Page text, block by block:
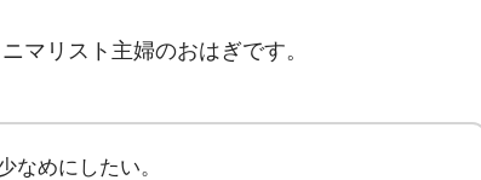
マリスト主婦のおはぎです。
なめにしたい。